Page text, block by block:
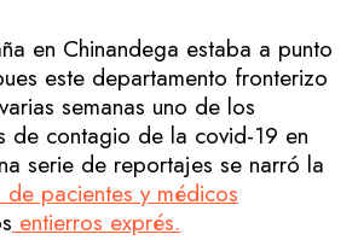
en Chinandega estaba a punto
este departamento fronterizo
semanas uno de los
de contagio de la covid-19 en
serie de reportajes se narró la
de pacientes y médicos
entierros exprés.